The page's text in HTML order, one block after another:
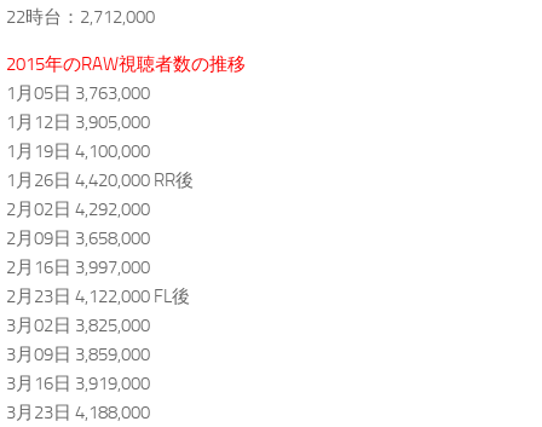
22時台：2,712,000
2015年のRAW視聴者数の推移
1月05日 3,763,000
1月12日 3,905,000
1月19日 4,100,000
1月26日 4,420,000 RR後
2月02日 4,292,000
2月09日 3,658,000
2月16日 3,997,000
2月23日 4,122,000 FL後
3月02日 3,825,000
3月09日 3,859,000
3月16日 3,919,000
3月23日 4,188,000